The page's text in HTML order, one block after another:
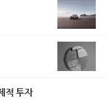
적 투자